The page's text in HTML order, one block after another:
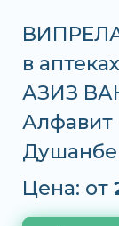
в
АЗИЗ
Алфавит
Душанбе
Цена: от